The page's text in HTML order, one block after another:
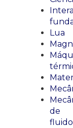
Lua
de